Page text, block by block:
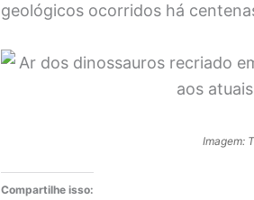
geológicos ocorridos há
Imagem:
Compartilhe isso: